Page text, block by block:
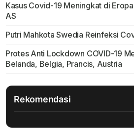
Kasus Covid-19 Meningkat di
AS
Putri Mahkota Swedia Reinfeksi
Protes Anti Lockdown COVID-19
Belanda, Belgia, Prancis, Austria
Rekomendasi